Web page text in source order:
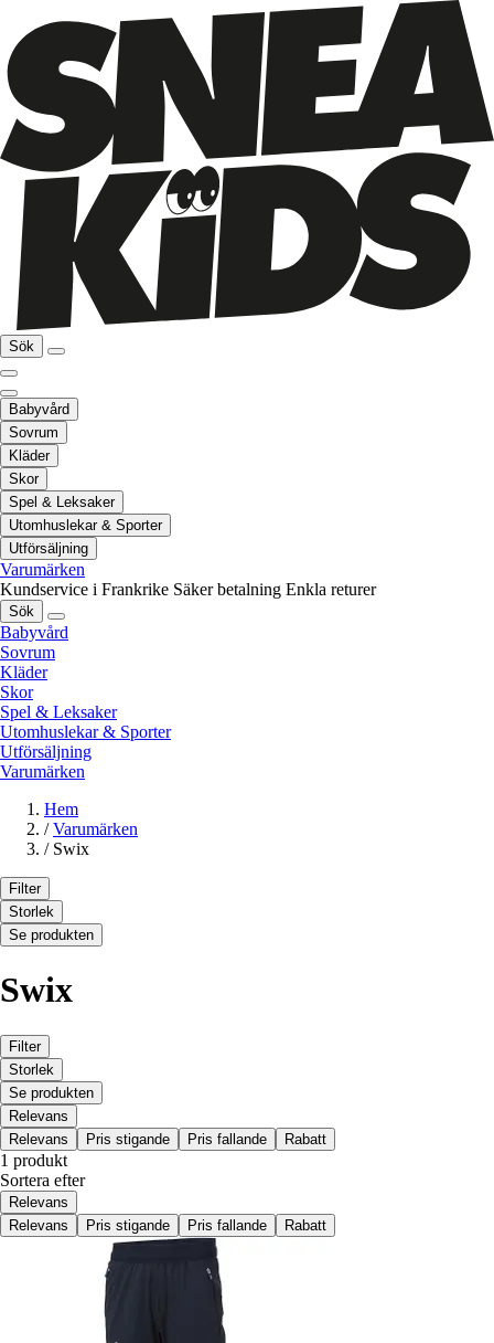
Sök
Babyvård
Sovrum
Kläder
Skor
Spel & Leksaker
Utomhuslekar & Sporter
Utförsäljning
Varumärken
Kundservice i Frankrike Säker betalning Enkla returer
Sök
Babyvård
Sovrum
Kläder
Skor
Spel & Leksaker
Utomhuslekar & Sporter
Utförsäljning
Varumärken
Hem
/ Varumärken
/ Swix
Filter
Storlek
Se produkten
Swix
Filter
Storlek
Se produkten
Relevans
Relevans
Pris stigande Pris fallande Rabatt
1 produkt
Sortera efter
Relevans
Relevans
Pris stigande Pris fallande Rabatt